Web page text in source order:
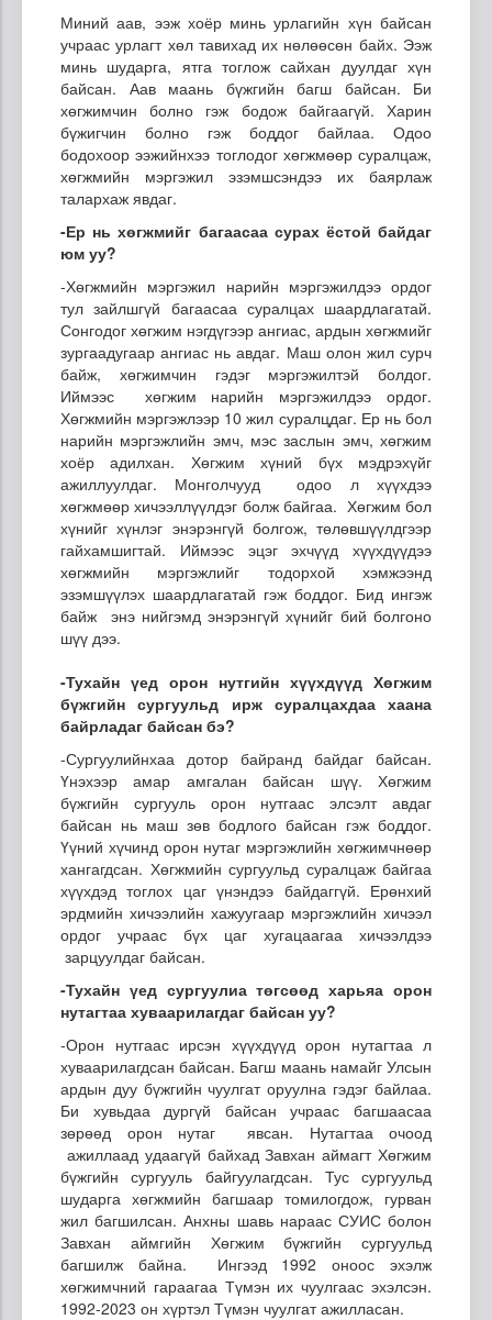
Миний аав, ээж хоёр минь урлагийн хүн байсан
учраас урлагт хөл тавихад их нөлөөсөн байх. Ээж
минь шударга, ятга тоглож сайхан дуулдаг хүн
байсан. Аав маань бүжгийн багш байсан. Би
хөгжимчин болно гэж бодож байгаагүй. Харин
бүжигчин болно гэж боддог байлаа. Одоо
бодохоор ээжийнхээ тоглодог хөгжмөөр суралцаж,
хөгжмийн мэргэжил эзэмшсэндээ их баярлаж
талархаж явдаг.
-Ер ньхөгжмийг багаасаа сурах ёстой байдаг
юм уу?
-Хөгжмийн мэргэжил нарийн мэргэжилдээ ордог
тул зайлшгүй багаасаа суралцах шаардлагатай.
Сонгодог хөгжим нэгдүгээр ангиас, ардын хөгжмийг
зургаадугаар ангиас нь авдаг. Маш олон жил сурч
байж, хөгжимчин гэдэг мэргэжилтэй болдог.
Иймээс хөгжим нарийн мэргэжилдээ ордог.
Хөгжмийн мэргэжлээр 10 жил суралцдаг. Ер нь бол
нарийн мэргэжлийн эмч, мэс заслын эмч, хөгжим
хоёр адилхан. Хөгжим хүний бүх мэдрэхүйг
ажиллуулдаг. Монголчууд одоо л хүүхдээ
хөгжмөөр хичээллүүлдэг болж байгаа. Хөгжим бол
хүнийг хүнлэг энэрэнгүй болгож, төлөвшүүлдгээр
гайхамшигтай. Иймээс эцэг эхчүүд хүүхдүүдээ
хөгжмийн мэргэжлийг тодорхой хэмжээнд
эзэмшүүлэх шаардлагатай гэж боддог. Бид ингэж
байж энэ нийгэмд энэрэнгүй хүнийг бий болгоно
шүү дээ.
-Тухайн үед орон нутгийн хүүхдүүд Хөгжим
бүжгийн сургуульд ирж суралцахдаа хаана
байрладаг байсан бэ?
-Сургуулийнхаа дотор байранд байдаг байсан.
Үнэхээр амар амгалан байсан шүү. Хөгжим
бүжгийн сургууль орон нутгаас элсэлт авдаг
байсан нь маш зөв бодлого байсан гэж боддог.
Үүний хүчинд орон нутаг мэргэжлийн хөгжимчнөөр
хангагдсан. Хөгжмийн сургуульд суралцаж байгаа
хүүхдэд тоглох цаг үнэндээ байдаггүй. Ерөнхий
эрдмийн хичээлийн хажуугаар мэргэжлийн хичээл
ордог учраас бүх цаг хугацаагаа хичээлдээ
зарцуулдаг байсан.
-Тухайн үед сургуулиа төгсөөд харьяа орон
нутагтаа хуваарилагдаг байсан уу?
-Орон нутгаас ирсэн хүүхдүүд орон нутагтаа л
хуваарилагдсан байсан. Багш маань намайг Улсын
ардын дуу бүжгийн чуулгат оруулна гэдэг байлаа.
Би хувьдаа дургүй байсан учраас багшаасаа
зөрөөд орон нутаг явсан. Нутагтаа очоод
ажиллаад удаагүй байхад Завхан аймагт Хөгжим
бүжгийн сургууль байгуулагдсан. Тус сургуульд
шударга хөгжмийн багшаар томилогдож, гурван
жил багшилсан. Анхны шавь нараас СУИС болон
Завхан аймгийн Хөгжим бүжгийн сургуульд
багшилж байна. Ингээд 1992 оноос эхэлж
хөгжимчний гараагаа Түмэн их чуулгаас эхэлсэн.
1992-2023 он хүртэл Түмэн чуулгат ажилласан.